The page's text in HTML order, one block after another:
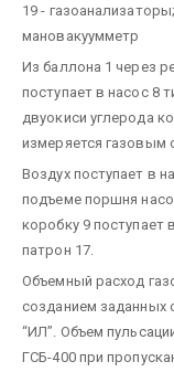
19 -
мановакуумметр
Из баллона 1 через
поступает в насос 8
двуокиси углерода
измеряется газовым
Воздух поступает в
подъеме поршня
коробку 9 поступает
патрон 17.
Объемный расход
созданием заданных
“ИЛ”. Объем
ГСБ-400 при